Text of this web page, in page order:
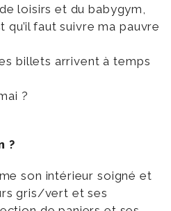
loisirs et du babygym,
qu’il faut suivre ma pauvre
billets arrivent à temps
?
?
son intérieur soigné et
gris/vert et ses